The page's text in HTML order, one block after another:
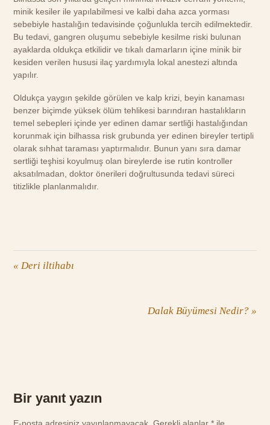
minik kesiler ile yapılabilmesi ve kalbi daha azca yorması
sebebiyle hastalığın tedavisinde çoğunlukla tercih edilmektedir.
Bu tedavi, gangren oluşumu sebebiyle kesilme riski bulunan
ayaklarda oldukça etkilidir ve tıkalı damarların içine minik bir
kesiden verilen hususi ilaç yardımıyla lokal anestezi altında
yapılır.
Oldukça yaygın şekilde görülen ve kalp krizi, beyin kanaması
benzer biçimde yüksek ölüm tehlikesi barındıran hastalıkların
temel sebepleri içinde yer edinen damar sertliği hastalığından
korunmak için bilhassa risk grubunda yer edinen bireyler tertipli
olarak sıhhat taraması yaptırmalıdır. Bunun yanı sıra damar
sertliği teşhisi koyulmuş olan bireylerde ise rutin kontroller
aksatılmadan, doktor önerileri doğrultusunda tedavi süreci
titizlikle planlanmalıdır.
« Deri iltihabı
Dalak Büyümesi Nedir? »
Bir yanıt yazın